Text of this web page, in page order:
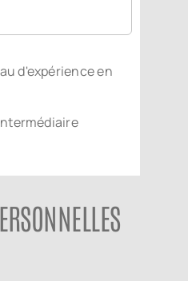
d'expérience en